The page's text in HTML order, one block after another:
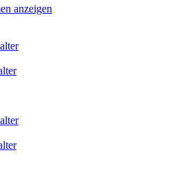
anzeigen